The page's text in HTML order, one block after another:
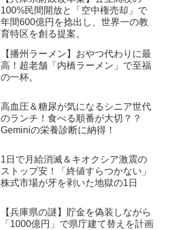
100%民間開放と「空中権売却」で
年間600億円を捻出し、世界一の教
育特区を創る提案。
【播州ラーメン】おやつ代わりに最
高！超老舗「内橋ラーメン」で至福
の一杯。
高血圧＆糖尿が気になるシニア世代
のランチ！食べる順番が大切？？
Geminiの栄養診断に納得！
1日で月給消滅＆キオクシア激震の
ストップ安！「終値すらつかない」
株式市場が牙を剥いた地獄の1日
【兵庫県の謎】貯金を偽装しながら
「1000億円」で県庁建て替えを計画